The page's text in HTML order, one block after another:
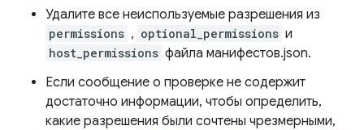
Удалите все неиспользуемые разрешения из
permissions , optional_permissions и
host_permissions файла манифестов.json.
Если сообщение о проверке не содержит
достаточно информации, чтобы определить,
какие разрешения были сочтены чрезмерными,